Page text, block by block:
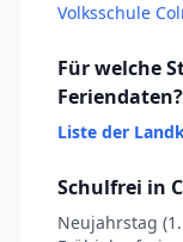
Volksschule
Für welche
Feriendaten?
Liste der
Schulfrei in
Neujahrstag